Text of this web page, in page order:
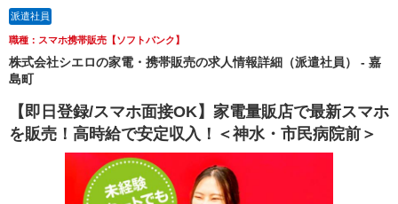
派遣社員
職種：スマホ携帯販売【ソフトバンク】
株式会社シエロの家電・携帯販売の求人情報詳細（派遣社員） - 嘉
島町
【即日登録/スマホ面接OK】家電量販店で最新スマホ
を販売！高時給で安定収入！＜神水・市民病院前＞